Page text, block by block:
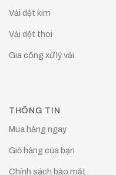
Vải dệt kim
Vải dệt thoi
Gia công xử lý vải
THÔNG TIN
Mua hàng ngay
Giỏ hàng của bạn
Chính sách bảo mật